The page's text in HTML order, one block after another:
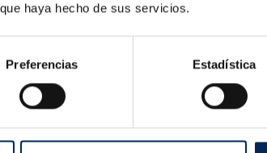
haya hecho de sus servicios.
Preferencias Estadística
de privacidad
generales
cookies
ZONA CLIENTE
Mi Cuenta
Gastos de
>> Plazo de